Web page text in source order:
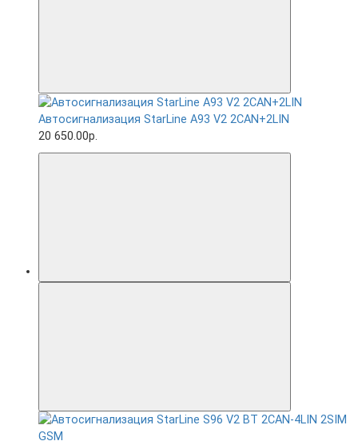
Автосигнализация StarLine A93 V2 2CAN+2LIN
20 650.00р.